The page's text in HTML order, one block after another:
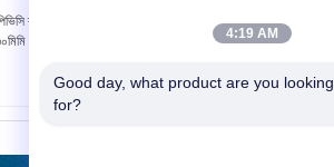
রুফ শীট ২.৫মিমি পুরু
প্রস্থ কাস্টম দৈর্ঘ্য
ইউভি প্রতিরোধী ইউপিভিসি ছাদ
শীট 1.5 মিমি-2.8 মিমি বেধ
4:19 AM
Good day, what product are you looking
for?